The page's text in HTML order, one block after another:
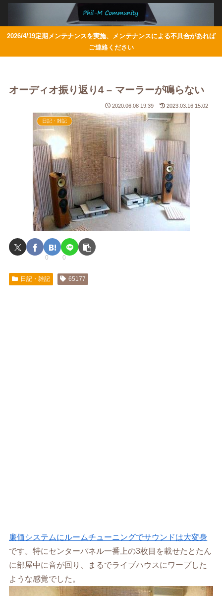
2026/4/19定期メンテナンスを実施、メンテナンスによる不具合があれば
ご連絡ください
オーディオ振り返り4 – マーラーが鳴らない
2020.06.08 19:39 2023.03.16 15:02
日記・雑記
0 0
日記・雑記 65177
廉価システムにルームチューニングでサウンドは大変身
です。特にセンターパネル一番上の3枚目を載せたとたん
に部屋中に音が回り、まるでライブハウスにワープした
ような感覚でした。